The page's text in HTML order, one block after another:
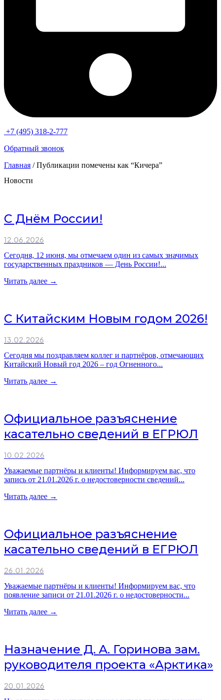
+7 (495) 318-2-777
Обратный звонок
Главная / Публикации помечены как “Кичера”
Новости
С Днём России!
12.06.2026
Сегодня, 12 июня, мы отмечаем один из самых значимых
государственных праздников — День России!...
Читать далее →
С Китайским Новым годом 2026!
13.02.2026
Сегодня мы поздравляем коллег и партнёров, отмечающих
Китайский Новый год 2026 – год Огненного...
Читать далее →
Официальное разъяснение
касательно сведений в ЕГРЮЛ
10.02.2026
Уважаемые партнёры и клиенты! Информируем вас, что
запись от 21.01.2026 г. о недостоверности сведений...
Читать далее →
Официальное разъяснение
касательно сведений в ЕГРЮЛ
26.01.2026
Уважаемые партнёры и клиенты! Информируем вас, что
появление записи от 21.01.2026 г. о недостоверности...
Читать далее →
Назначение Д. А. Горинова зам.
руководителя проекта «Арктика»
20.01.2026